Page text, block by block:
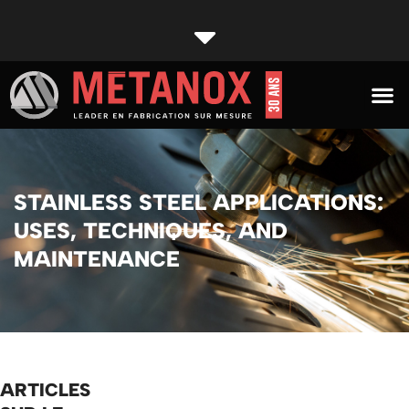
STAINLESS STEEL APPLICATIONS:
USES, TECHNIQUES, AND
MAINTENANCE
ARTICLES